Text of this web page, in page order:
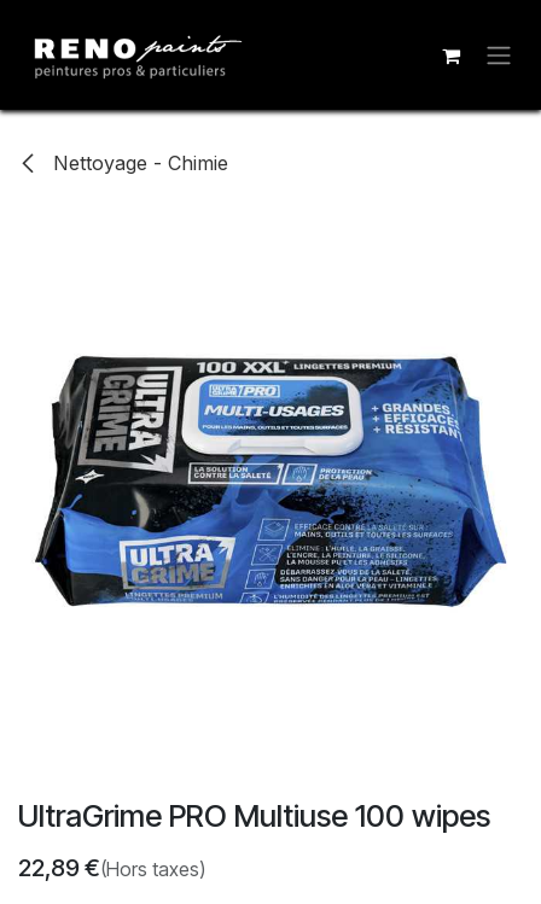
Nettoyage - Chimie
UltraGrime PRO Multiuse 100 wipes
22,89€(Hors taxes)